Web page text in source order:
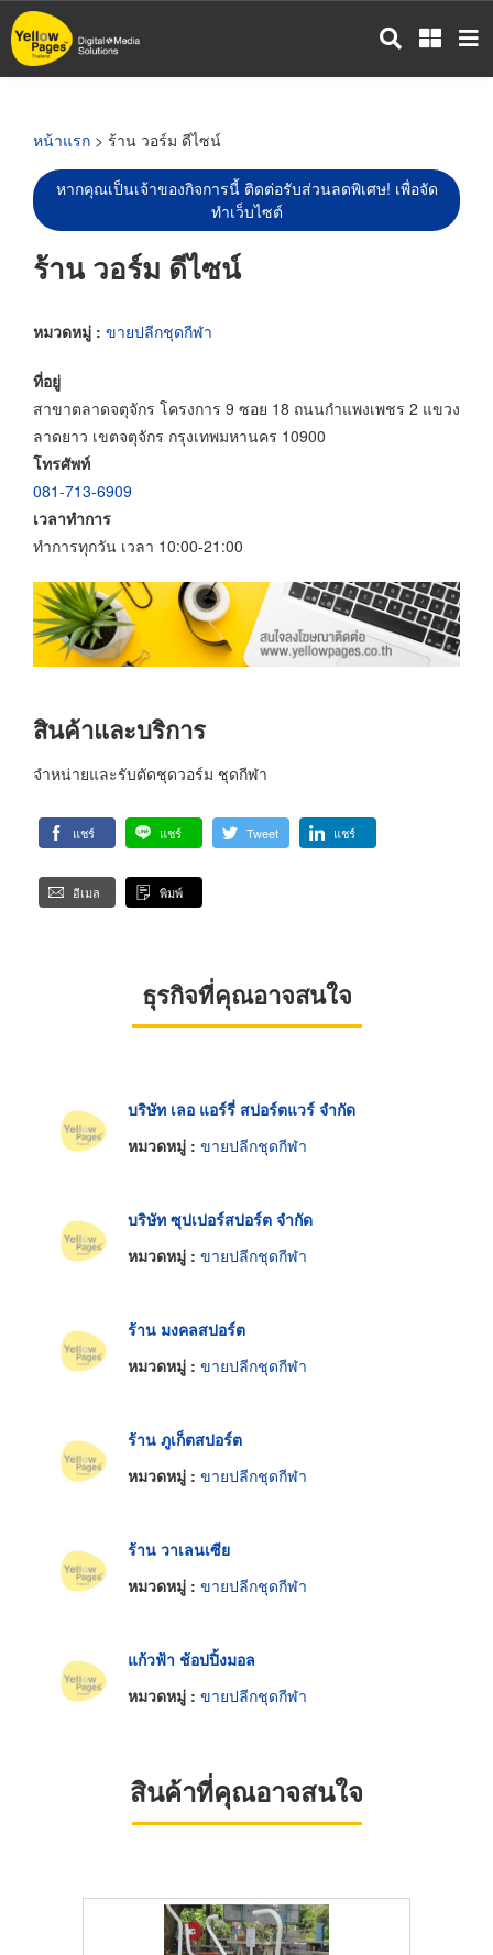
ข้าม
ไป
หน้าแรก > ร้าน วอร์ม ดีไซน์
หากคุณเป็นเจ้าของกิจการนี้ ติดต่อรับส่วนลดพิเศษ! เพื่อจัด
ทำเว็บไซต์
ร้าน วอร์ม ดีไซน์
หมวดหมู่ : ขายปลีกชุดกีฬา
ที่อยู่
สาขาตลาดจตุจักร โครงการ 9 ซอย 18 ถนนกำแพงเพชร 2 แขวง
ลาดยาว เขตจตุจักร กรุงเทพมหานคร 10900
โทรศัพท์
081-713-6909
เวลาทำการ
ทำการทุกวัน เวลา 10:00-21:00
สินค้าและบริการ
จำหน่ายและรับตัดชุดวอร์ม ชุดกีฬา
แชร์ แชร์ Tweet แชร์
อีเมล พิมพ์
ธุรกิจที่คุณอาจสนใจ
บริษัท เลอ แอร์รี่ สปอร์ตแวร์ จำกัด
หมวดหมู่ : ขายปลีกชุดกีฬา
บริษัท ซุปเปอร์สปอร์ต จำกัด
หมวดหมู่ : ขายปลีกชุดกีฬา
ร้าน มงคลสปอร์ต
หมวดหมู่ : ขายปลีกชุดกีฬา
ร้าน ภูเก็ตสปอร์ต
หมวดหมู่ : ขายปลีกชุดกีฬา
ร้าน วาเลนเซีย
หมวดหมู่ : ขายปลีกชุดกีฬา
แก้วฟ้า ช้อปปิ้งมอล
หมวดหมู่ : ขายปลีกชุดกีฬา
สินค้าที่คุณอาจสนใจ